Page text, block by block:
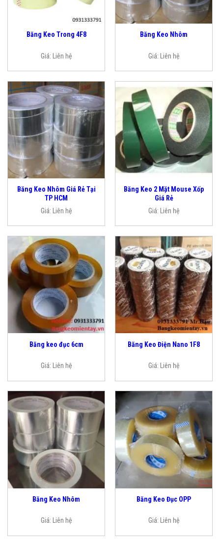
Băng Keo Trong 4F8
Giá: Liên hệ
Băng Keo Nhôm
Giá: Liên hệ
Băng Keo Nhôm Giá Rẻ Tại
TP HCM
Giá:
Liên hệ
Băng Keo 2 Mặt Mouse Xốp
Giá Rẻ
Giá:
Liên hệ
Băng keo đục 6cm
Giá: Liên hệ
Băng Keo Điện Nano 1F8
Giá: Liên hệ
Băng Keo Nhôm
Giá: Liên hệ
Băng Keo Đục OPP
Giá: Liên hệ